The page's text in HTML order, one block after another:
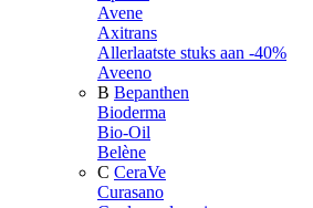
Avene
Axitrans
Allerlaatste stuks aan -40%
Aveeno
B Bepanthen
Bioderma
Bio-Oil
Belène
C CeraVe
Curasano